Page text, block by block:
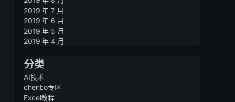
2019 年 7 月
2019 年 6 月
2019 年 5 月
2019 年 4 月
分类
AI技术
chenbo专区
Excel教程